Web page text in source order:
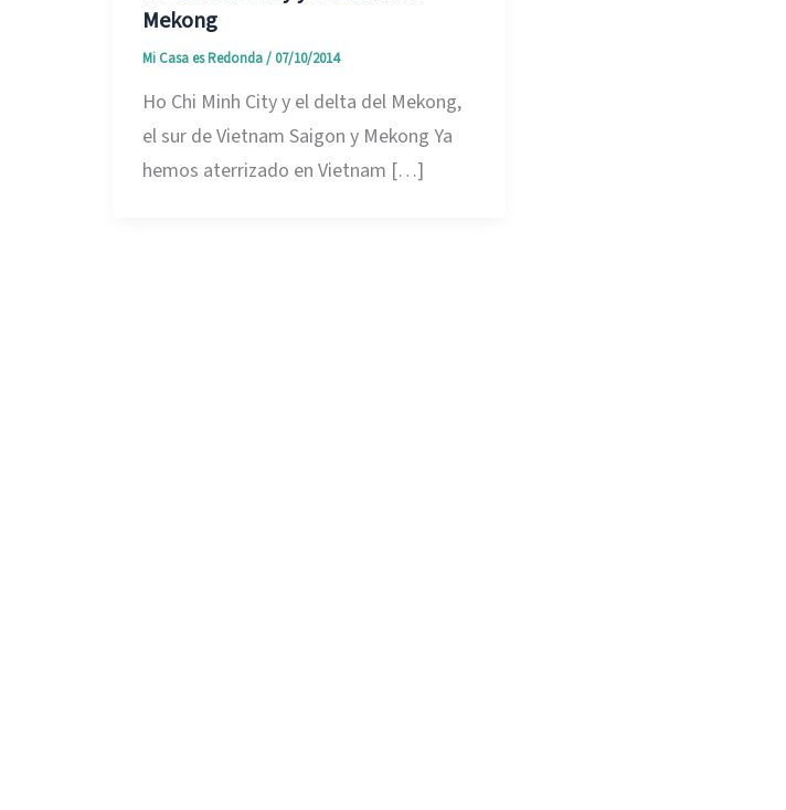
Mekong
Mi Casa es Redonda/ 07/10/2014
Ho Chi Minh City y el delta del Mekong,
el sur de Vietnam Saigon y Mekong Ya
hemos aterrizado en Vietnam […]